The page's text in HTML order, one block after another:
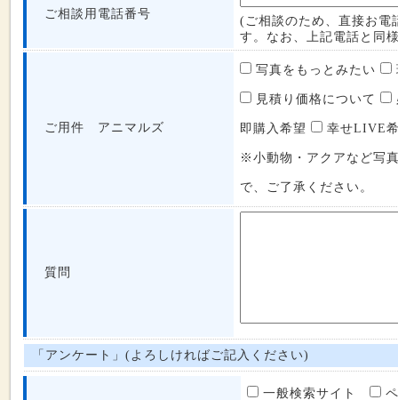
ご相談用電話番号
(ご相談のため、直接お電
す。なお、上記電話と同
ご用件 アニマルズ
写真をもっとみたい
見積り価格について
即購入希望 幸せLIVE
※小動物・アクアなど写
で、ご了承ください。
質問
「アンケート」(よろしければご記入ください)
一般検索サイト